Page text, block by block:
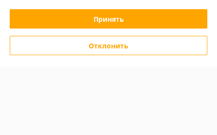
Политика обработки cookies
Сайт создан на платформе Deal.by
Принять
Отклонить